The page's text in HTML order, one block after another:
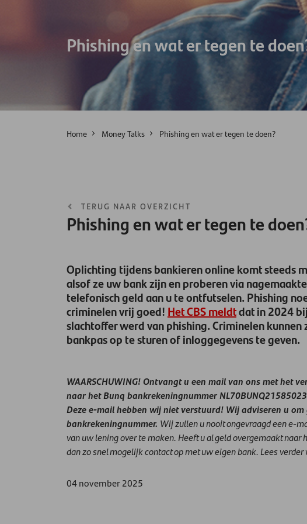
Phishing en wat er tegen te
Home Money Talks Phishing en wat er tegen te doen?
TERUG NAAR OVERZICHT
Phishing en wat er tegen te
Oplichting tijdens bankieren online komt steeds
alsof ze uw bank zijn en proberen via
telefonisch geld aan u te ontfutselen. Phishing
criminelen vrij goed! Het CBS meldtdat in 2024
slachtoffer werd van phishing. Criminelen
bankpas op te sturen of inloggegevens te geven.
WAARSCHUWING! Ontvangt u een mail van ons met het
naar het Bunq bankrekeningnummer
Deze e-mail hebben wij niet verstuurd! Wij adviseren u
bankrekeningnummer. Wij zullen u nooit ongevraagd een e-
van uw lening over te maken. Heeft u al geld overgemaakt
dan zo snel mogelijk contact op met uw eigen bank. Lees
04 november 2025